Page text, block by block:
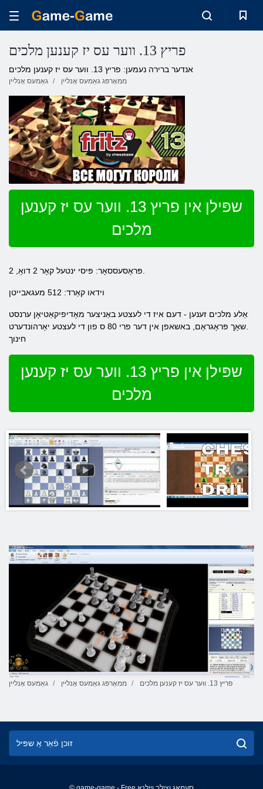
פריץ 13. ווער עס יז קענען מלכים
אנדער ברירה נעמען: פריץ 13. ווער עס יז קענען מלכים
גאַמעס אָנליין ממאָרפּג גאַמעס אָנליין
שפּילן אין פריץ 13. ווער עס יז קענען
מלכים
וידאו קאַרד: 512 מעגאבייטן
אַלע מלכים זענען - דעם איז די לעצטע באַניצער מאָדיפיקאַטיאָן ערנסט
חינוך
שפּילן אין פריץ 13. ווער עס יז קענען
מלכים
גאַמעס אָנליין ממאָרפּג גאַמעס אָנליין פריץ 13. ווער עס יז קענען מלכים